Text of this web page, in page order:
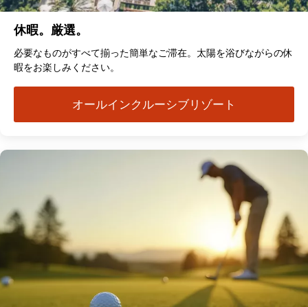
休暇。厳選。
必要なものがすべて揃った簡単なご滞在。太陽を浴びながらの休
暇をお楽しみください。
オールインクルーシブリゾート